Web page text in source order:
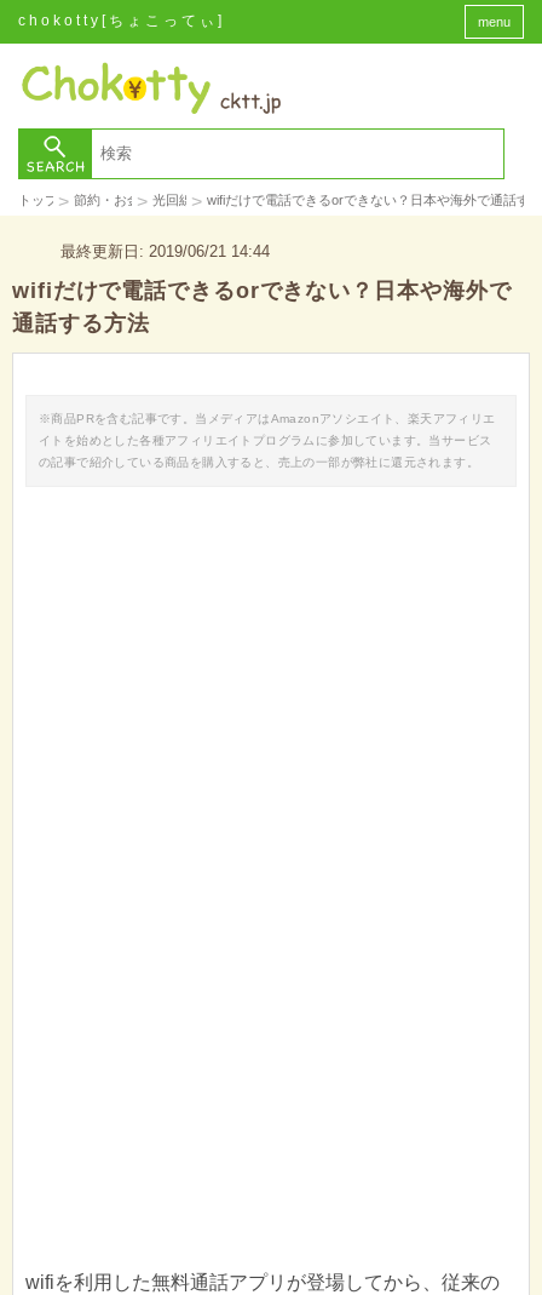
chokotty[ちょこってぃ] menu
トップ > 節約・お金> 光回線 > wifiだけで電話できるorできない？日本や海外で通話す
最終更新日: 2019/06/21 14:44
wifiだけで電話できるorできない？日本や海外で
通話する方法
※商品PRを含む記事です。当メディアはAmazonアソシエイト、楽天アフィリエ
イトを始めとした各種アフィリエイトプログラムに参加しています。当サービス
の記事で紹介している商品を購入すると、売上の一部が弊社に還元されます。
wifiを利用した無料通話アプリが登場してから、従来の